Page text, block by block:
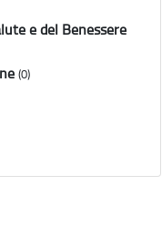
e del Benessere
(0)